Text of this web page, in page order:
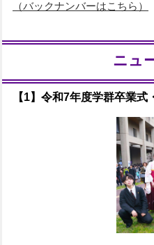
（バックナンバーはこちら）
ニュ
【1】令和7年度学群卒業